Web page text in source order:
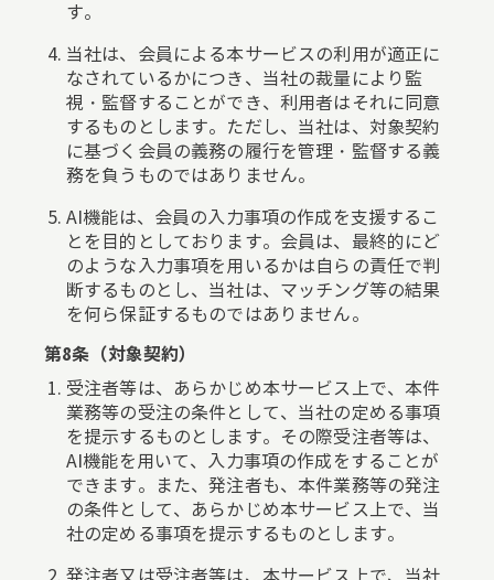
す。
当社は、会員による本サービスの利用が適正に
なされているかにつき、当社の裁量により監
視・監督することができ、利用者はそれに同意
するものとします。ただし、当社は、対象契約
に基づく会員の義務の履行を管理・監督する義
務を負うものではありません。
AI機能は、会員の入力事項の作成を支援するこ
とを目的としております。会員は、最終的にど
のような入力事項を用いるかは自らの責任で判
断するものとし、当社は、マッチング等の結果
を何ら保証するものではありません。
第8条（対象契約）
受注者等は、あらかじめ本サービス上で、本件
業務等の受注の条件として、当社の定める事項
を提示するものとします。その際受注者等は、
AI機能を用いて、入力事項の作成をすることが
できます。また、発注者も、本件業務等の発注
の条件として、あらかじめ本サービス上で、当
社の定める事項を提示するものとします。